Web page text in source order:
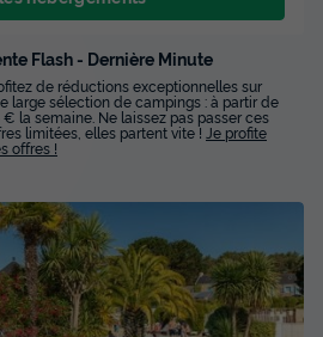
Flash - Dernière Minute
de réductions exceptionnelles sur
large sélection de campings : à partir de
€ la semaine. Ne laissez pas passer ces
limitées, elles partent vite ! Je profite
offres !